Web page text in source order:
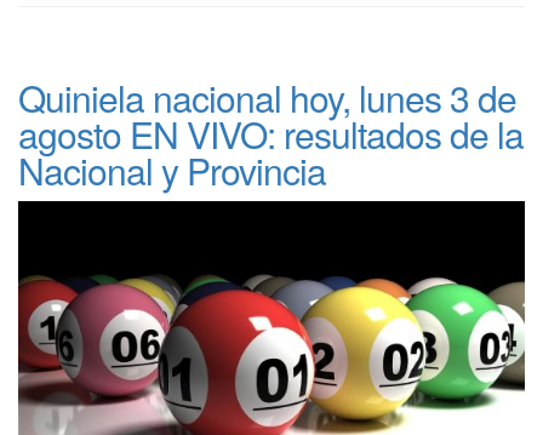
Quiniela nacional hoy, lunes 3 de
agosto EN VIVO: resultados de la
Nacional y Provincia